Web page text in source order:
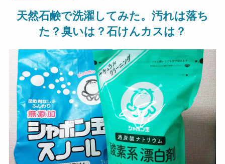
天然石鹸で洗濯してみた。汚れは落ち
た？臭いは？石けんカスは？